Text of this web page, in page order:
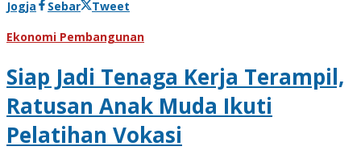
Jogja Sebar
Tweet
Ekonomi Pembangunan
Siap Jadi Tenaga Kerja Terampil,
Ratusan Anak Muda Ikuti
Pelatihan Vokasi